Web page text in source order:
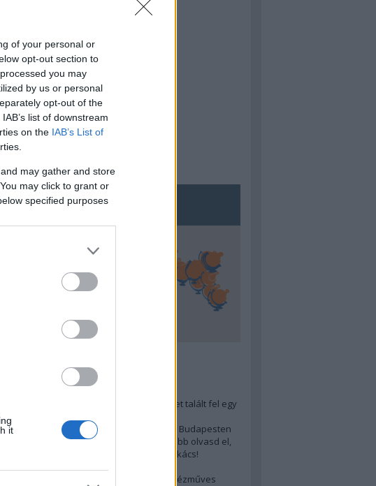
of your personal or
opt-out section to
you may
by us or personal
opt-out of the
list of downstream
on the IAB’s List of
may gather and store
may click to grant or
specified purposes
it
TOP5
Annyira menő Budapest-térképet talált fel egy
A 10 legjobb (elérhető árú) ebéd Budapesten
Szakács akarsz lenni? Akkor előbb olvasd el,
mit gondol erről egy magyar szakács!
Budapest rejtett kincsei: orosz kézműves